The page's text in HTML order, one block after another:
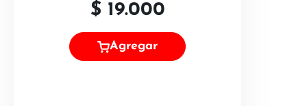
$ 19.000
Agregar